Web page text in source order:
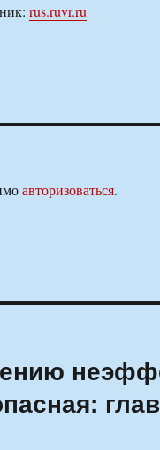
rus.ruvr.ru
авторизоваться.